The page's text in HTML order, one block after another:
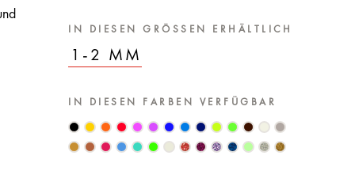
IN DIESEN GRÖSSEN ERHÄLTLICH
1-2 MM
IN DIESEN FARBEN VERFÜGBAR